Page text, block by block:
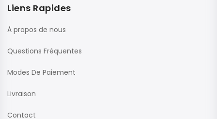
Liens Rapides
À propos de nous
Questions Fréquentes
Modes De Paiement
Livraison
Contact